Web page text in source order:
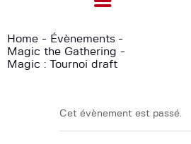
Home
Évènements
Magic the Gathering
Magic : Tournoi draft
Évènements
Ludomate
Cet évènement est passé.